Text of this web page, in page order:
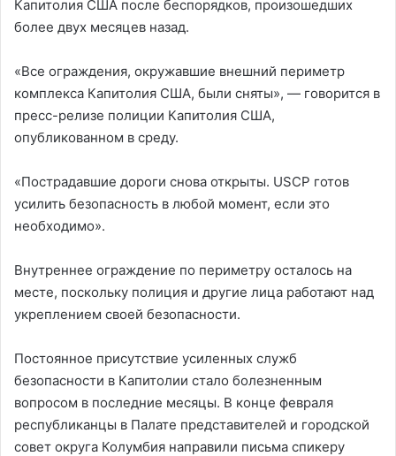
Капитолия США после беспорядков, произошедших
более двух месяцев назад.
«Все ограждения, окружавшие внешний периметр
комплекса Капитолия США, были сняты», — говорится в
пресс-релизе полиции Капитолия США,
опубликованном в среду.
«Пострадавшие дороги снова открыты. USCP готов
усилить безопасность в любой момент, если это
необходимо».
Внутреннее ограждение по периметру осталось на
месте, поскольку полиция и другие лица работают над
укреплением своей безопасности.
Постоянное присутствие усиленных служб
безопасности в Капитолии стало болезненным
вопросом в последние месяцы. В конце февраля
республиканцы в Палате представителей и городской
совет округа Колумбия направили письма спикеру